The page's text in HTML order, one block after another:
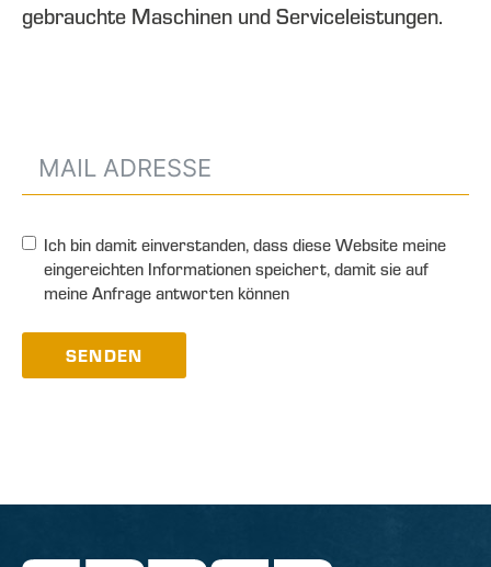
gebrauchte Maschinen und Serviceleistungen.
Ich bin damit einverstanden, dass diese Website meine
eingereichten Informationen speichert, damit sie auf
meine Anfrage antworten können
SENDEN